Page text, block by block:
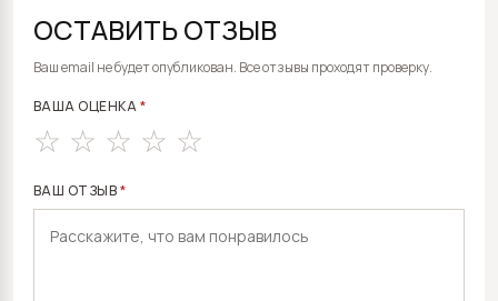
ОСТАВИТЬ ОТЗЫВ
Ваш email не будет опубликован. Все отзывы проходят проверку.
ВАША ОЦЕНКА*
ВАШ ОТЗЫВ*
ALTERNATIVE: